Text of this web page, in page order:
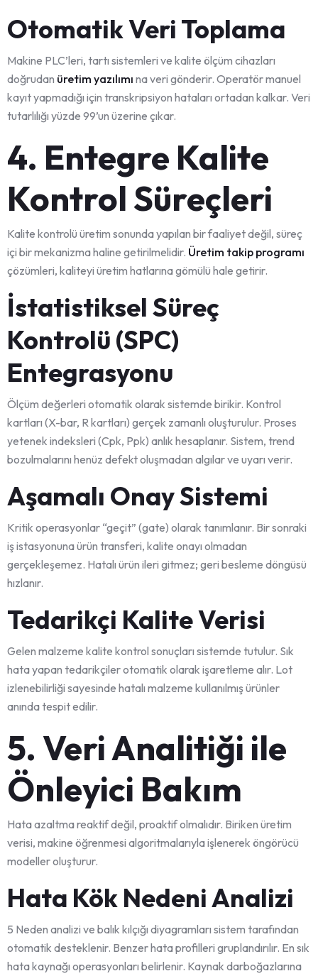
Otomatik Veri Toplama
Makine PLC’leri, tartı sistemleri ve kalite ölçüm cihazları
doğrudan üretim yazılımı na veri gönderir. Operatör manuel
kayıt yapmadığı için transkripsiyon hataları ortadan kalkar. Veri
tutarlılığı yüzde 99’un üzerine çıkar.
4. Entegre Kalite
Kontrol Süreçleri
Kalite kontrolü üretim sonunda yapılan bir faaliyet değil, süreç
içi bir mekanizma haline getirilmelidir. Üretim takip programı
çözümleri, kaliteyi üretim hatlarına gömülü hale getirir.
İstatistiksel Süreç
Kontrolü (SPC)
Entegrasyonu
Ölçüm değerleri otomatik olarak sistemde birikir. Kontrol
kartları (X-bar, R kartları) gerçek zamanlı oluşturulur. Proses
yetenek indeksleri (Cpk, Ppk) anlık hesaplanır. Sistem, trend
bozulmalarını henüz defekt oluşmadan algılar ve uyarı verir.
Aşamalı Onay Sistemi
Kritik operasyonlar “geçit” (gate) olarak tanımlanır. Bir sonraki
iş istasyonuna ürün transferi, kalite onayı olmadan
gerçekleşemez. Hatalı ürün ileri gitmez; geri besleme döngüsü
hızlanır.
Tedarikçi Kalite Verisi
Gelen malzeme kalite kontrol sonuçları sistemde tutulur. Sık
hata yapan tedarikçiler otomatik olarak işaretleme alır. Lot
izlenebilirliği sayesinde hatalı malzeme kullanılmış ürünler
anında tespit edilir.
5. Veri Analitiği ile
Önleyici Bakım
Hata azaltma reaktif değil, proaktif olmalıdır. Biriken üretim
verisi, makine öğrenmesi algoritmalarıyla işlenerek öngörücü
modeller oluşturur.
Hata Kök Nedeni Analizi
5 Neden analizi ve balık kılçığı diyagramları sistem tarafından
otomatik desteklenir. Benzer hata profilleri gruplandırılır. En sık
hata kaynağı operasyonları belirlenir. Kaynak darboğazlarına